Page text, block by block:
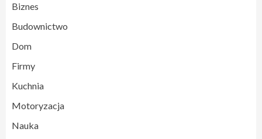
Biznes
Budownictwo
Dom
Firmy
Kuchnia
Motoryzacja
Nauka